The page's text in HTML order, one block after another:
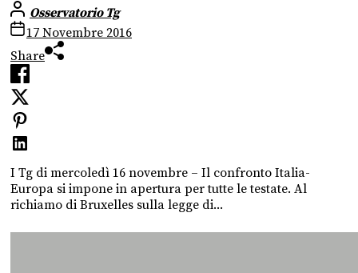
Osservatorio Tg
17 Novembre 2016
Share
I Tg di mercoledì 16 novembre – Il confronto Italia-
Europa si impone in apertura per tutte le testate. Al
richiamo di Bruxelles sulla legge di...